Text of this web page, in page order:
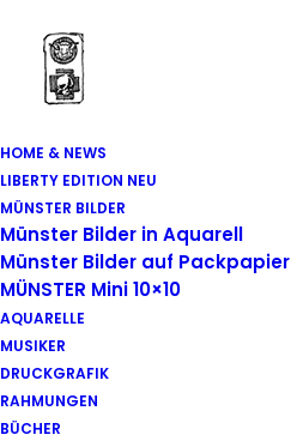
HOME & NEWS
LIBERTY EDITION NEU
MÜNSTER BILDER
Münster Bilder in Aquarell
Münster Bilder auf Packpapier
MÜNSTER Mini 10×10
AQUARELLE
MUSIKER
DRUCKGRAFIK
RAHMUNGEN
BÜCHER
Jörg Hartmann
Freier Grafiker
Sophienstraße 16
Ladenlokal